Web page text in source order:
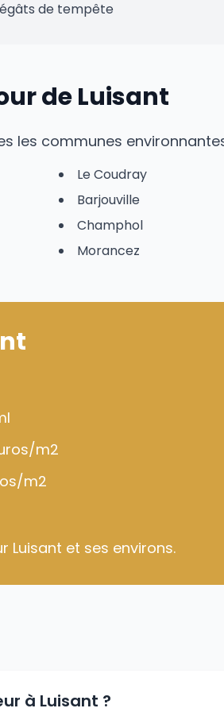
de tempête
de Luisant
les communes
Le Coudray
Barjouville
Champhol
Morancez
m2
m2
Luisant et ses environs.
à Luisant ?